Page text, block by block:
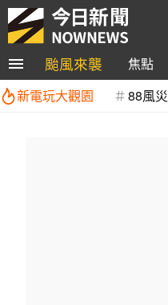
颱風來襲 焦點
新電玩大觀園
88風